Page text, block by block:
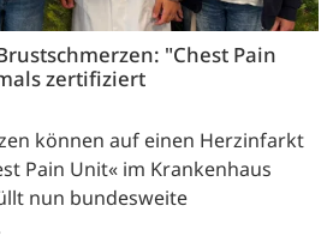
"Chest Pain
zertifiziert
können auf einen Herzinfarkt
Pain Unit« im Krankenhaus
nun bundesweite